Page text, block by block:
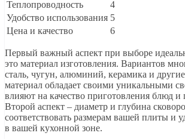
Теплопроводность
4
Удобство использования 5
Цена и качество
6
Первый важный аспект при выборе
это материал изготовления. Вариантов
сталь, чугун, алюминий, керамика и
материал обладает своими уникальными
влияют на качество приготовления блюд и
Второй аспект – диаметр и глубина
соответствовать размерам вашей плиты и
в вашей кухонной зоне.